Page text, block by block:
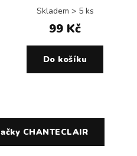
Skladem > 5 ks
99 Kč
Do košíku
CHANTECLAIR